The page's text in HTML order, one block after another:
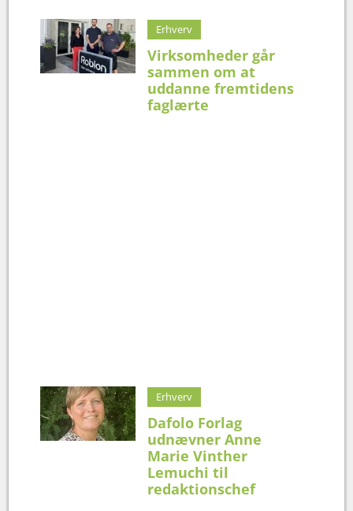
Erhverv
Virksomheder går
sammen om at
uddanne fremtidens
faglærte
Erhverv
Dafolo Forlag
udnævner Anne
Marie Vinther
Lemuchi til
redaktionschef